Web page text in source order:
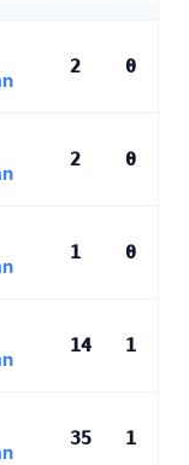
2 0
2 0
1 0
14 1
35 1